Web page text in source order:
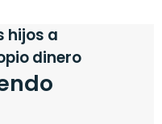
hijos a
dinero